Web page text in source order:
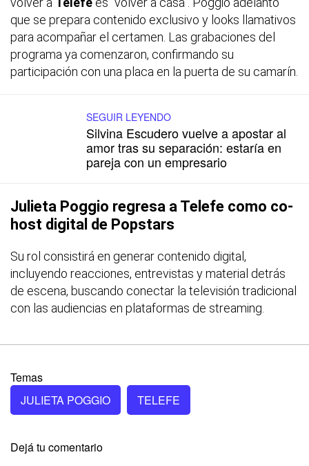
que se prepara contenido exclusivo y looks llamativos
para acompañar el certamen. Las grabaciones del
programa ya comenzaron, confirmando su
participación con una placa en la puerta de su camarín.
SEGUIR LEYENDO
Silvina Escudero vuelve a apostar al
amor tras su separación: estaría en
pareja con un empresario
Julieta Poggio regresa a Telefe como co-
host digital de Popstars
Su rol consistirá en generar contenido digital,
incluyendo reacciones, entrevistas y material detrás
de escena, buscando conectar la televisión tradicional
con las audiencias en plataformas de streaming.
Temas
JULIETA POGGIO
TELEFE
Dejá tu comentario